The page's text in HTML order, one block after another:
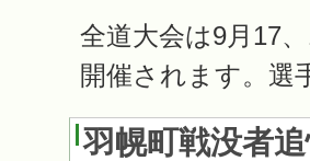
全道大会は9月17
開催されます。選
羽幌町戦没者